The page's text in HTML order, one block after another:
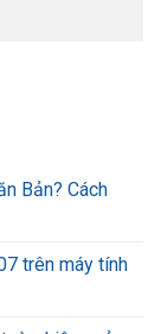
Bản? Cách
trên máy tính